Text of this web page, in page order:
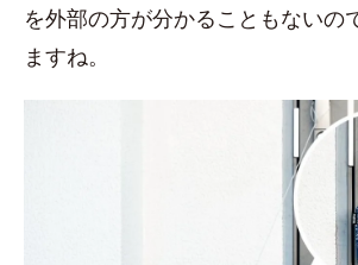
を外部の方が分かることもないの
ますね。